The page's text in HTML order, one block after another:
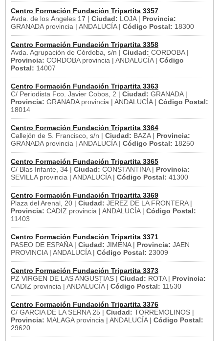
Centro Formación Fundación Tripartita 3357
Avda. de los Ángeles 17 | Ciudad: LOJA | Provincia:
GRANADA provincia | ANDALUCÍA | Código Postal: 18300
Centro Formación Fundación Tripartita 3358
Avda. Agrupación de Córdoba, s/n | Ciudad: CORDOBA |
Provincia: CORDOBA provincia | ANDALUCÍA | Código
Postal: 14007
Centro Formación Fundación Tripartita 3363
C/ Periodista Fco. Javier Cobos, 2 | Ciudad: GRANADA |
Provincia: GRANADA provincia | ANDALUCÍA | Código Postal:
18014
Centro Formación Fundación Tripartita 3364
Callejón de S. Francisco, s/n | Ciudad: BAZA | Provincia:
GRANADA provincia | ANDALUCÍA | Código Postal: 18250
Centro Formación Fundación Tripartita 3365
C/ Blas Infante, 34 | Ciudad: CONSTANTINA | Provincia:
SEVILLA provincia | ANDALUCÍA | Código Postal: 41300
Centro Formación Fundación Tripartita 3369
Plaza del Arenal, 20 | Ciudad: JEREZ DE LA FRONTERA |
Provincia: CADIZ provincia | ANDALUCÍA | Código Postal:
11403
Centro Formación Fundación Tripartita 3371
PASEO DE ESPAÑA | Ciudad: JIMENA | Provincia: JAEN
PROVINCIA | ANDALUCÍA | Código Postal: 23009
Centro Formación Fundación Tripartita 3373
PZ VIRGEN DE LAS ANGUSTIAS | Ciudad: ROTA | Provincia:
CADIZ provincia | ANDALUCÍA | Código Postal: 11530
Centro Formación Fundación Tripartita 3376
C/ GARCIA DE LA SERNA 25 | Ciudad: TORREMOLINOS |
Provincia: MALAGA provincia | ANDALUCÍA | Código Postal:
29620